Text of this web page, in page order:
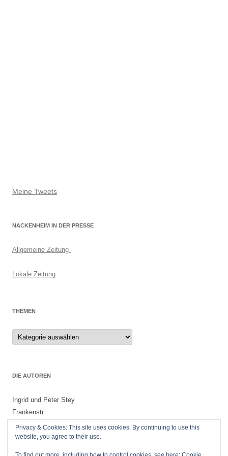
Meine Tweets
NACKENHEIM IN DER PRESSE
Allgemeine Zeitung
Lokale Zeitung
THEMEN
Themen
DIE AUTOREN
Ingrid und Peter Stey
Frankenstr.
55299 Nackenheim
Privacy & Cookies: This site uses cookies. By continuing to use this
website, you agree to their use.